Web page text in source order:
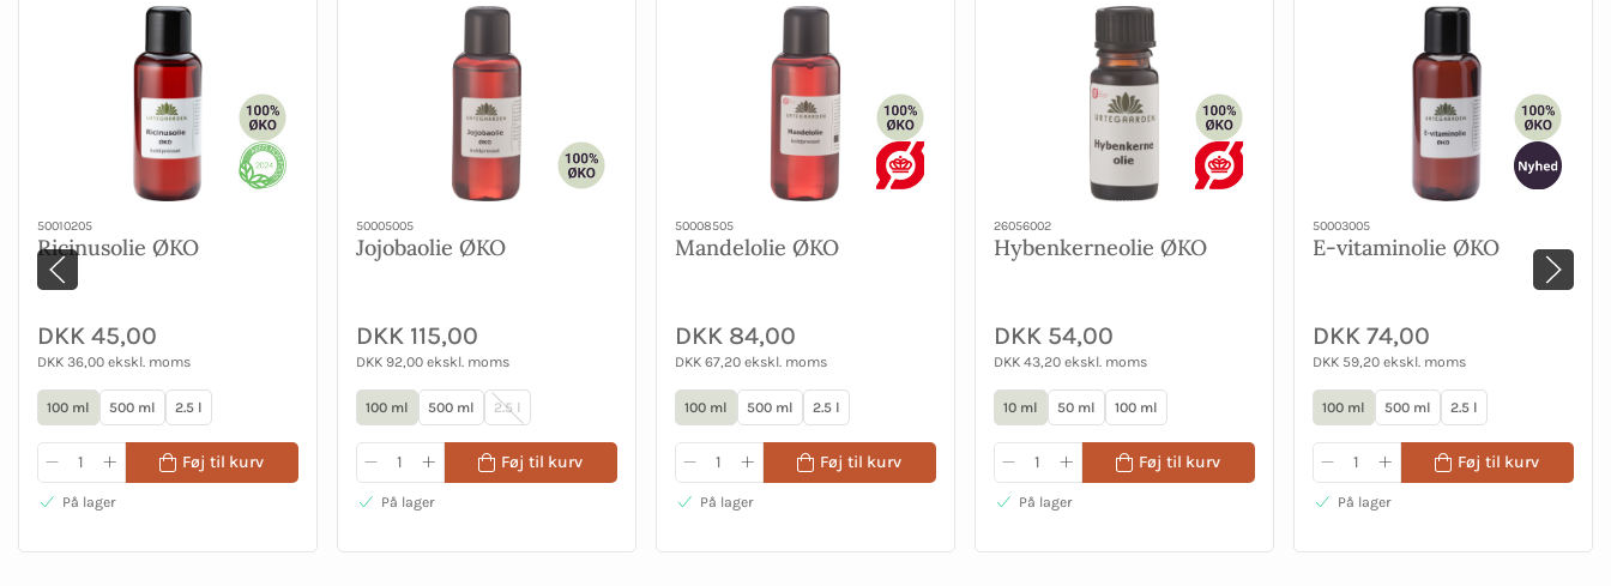
50010205
Ricinusolie ØKO
DKK 45,00
DKK 36,00 ekskl. moms
100 ml 500 ml 2.5 l
Føj til kurv
På lager
50005005
Jojobaolie ØKO
DKK 115,00
DKK 92,00 ekskl. moms
100 ml 500 ml 2.5 l
Føj til kurv
På lager
50008505
Mandelolie ØKO
DKK 84,00
DKK 67,20 ekskl. moms
100 ml 500 ml 2.5 l
Føj til kurv
På lager
26056002
Hybenkerneolie ØKO
DKK 54,00
DKK 43,20 ekskl. moms
10 ml 50 ml 100 ml
Føj til kurv
På lager
50003005
E-vitaminolie ØKO
DKK 74,00
DKK 59,20 ekskl. moms
100 ml 500 ml 2.5 l
Føj til kurv
På lager